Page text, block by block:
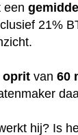
een
21%
oprit van 60
hij? Is